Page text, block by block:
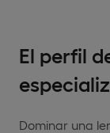
El perfil
Dominar una